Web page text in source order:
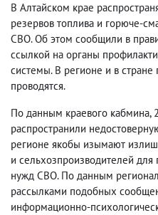
В Алтайском крае
резервов топлива и горюче-
СВО. Об этом сообщили в
ссылкой на органы
системы. В регионе и в
проводятся.
По данным краевого кабмина,
распространили
регионе якобы изымают
и сельхозпроизводителей
нужд СВО. По данным
рассылками подобных
информационно-